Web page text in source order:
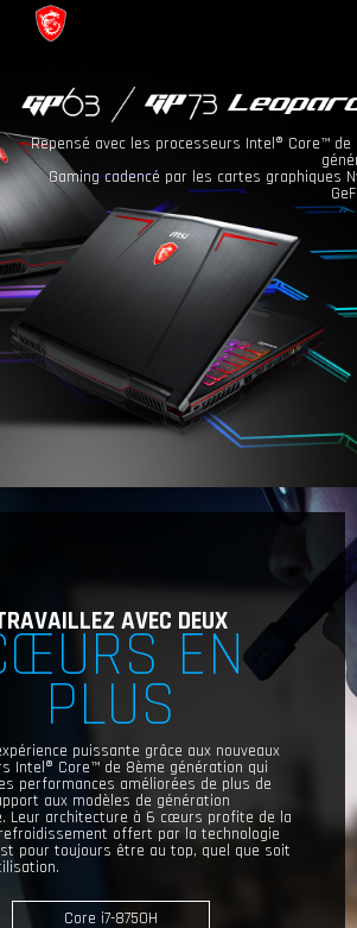
Repensé avec les processeurs Intel® Core™ de
Gaming cadencé par les cartes graphiques
AVEC DEUX
EN
PLUS
puissante grâce aux nouveaux
Intel® Core™ de 8ème génération qui
performances améliorées de plus de
aux modèles de génération
Leur architecture à 6 cœurs profite de la
offert par la technologie
pour toujours être au top, quel que soit
Core i7-8750H